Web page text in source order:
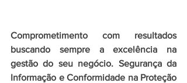
Comprometimento com resultados
buscando sempre a excelência na
gestão do seu negócio. Segurança da
Informação e Conformidade na Proteção